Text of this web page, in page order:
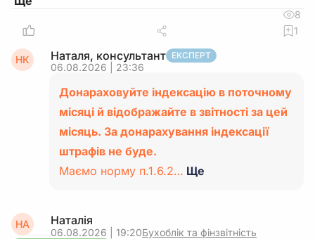
8
1
НК Наталя, консультант ЕКСПЕРТ
06.08.2026 | 23:36
Донараховуйте індексацію в поточному
місяці й відображайте в звітності за цей
місяць. За донарахування індексації
штрафів не буде.
Маємо норму п.1.6.2… Ще
НА Наталія
06.08.2026 | 19:20Бухоблік та фінзвітність